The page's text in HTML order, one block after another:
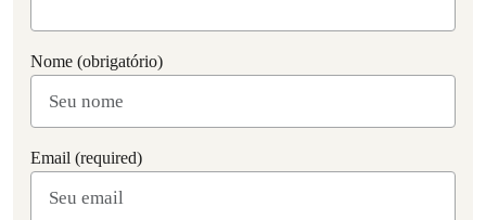
Nome (obrigatório)
Email (required)